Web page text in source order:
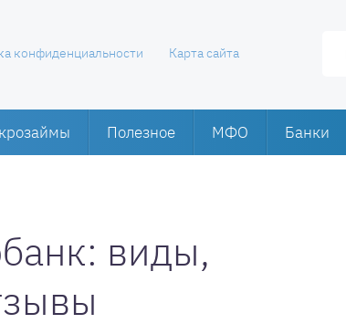
конфиденциальности Карта сайта
Полезное МФО Банки
виды,